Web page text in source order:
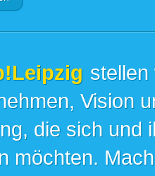
Vision
die sich und
möchten.